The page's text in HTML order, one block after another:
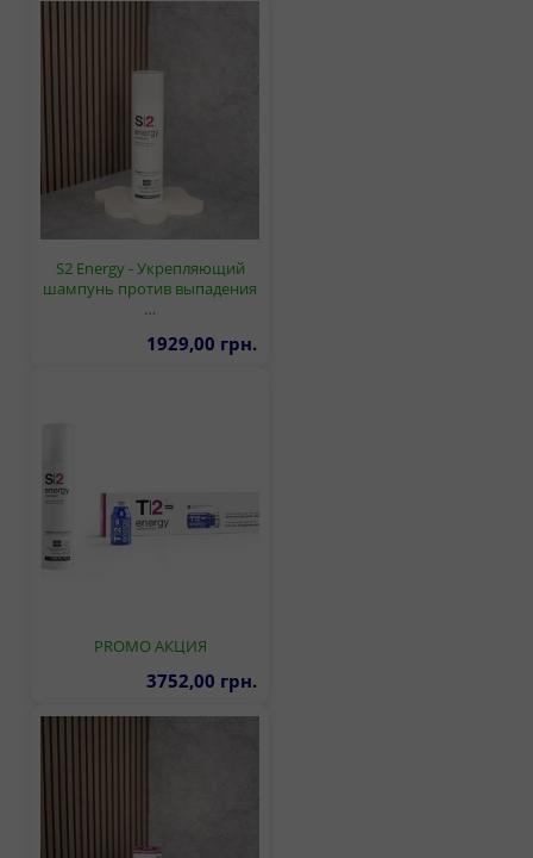
S2 Energy - Укрепляющий
шампунь против выпадения
…
1929,00 грн.
PROMO АКЦИЯ
3752,00 грн.